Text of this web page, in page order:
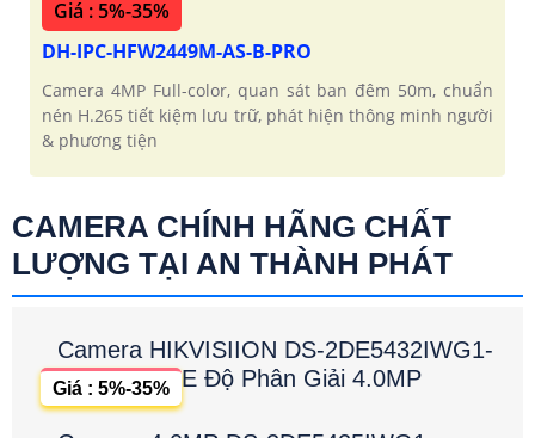
Giá : 5%-35%
DH-IPC-HFW2449M-AS-B-PRO
Camera 4MP Full-color, quan sát ban đêm 50m, chuẩn
nén H.265 tiết kiệm lưu trữ, phát hiện thông minh người
& phương tiện
CAMERA CHÍNH HÃNG CHẤT
LƯỢNG TẠI AN THÀNH PHÁT
Camera HIKVISIION DS-2DE5432IWG1-
E Độ Phân Giải 4.0MP
Giá : 5%-35%